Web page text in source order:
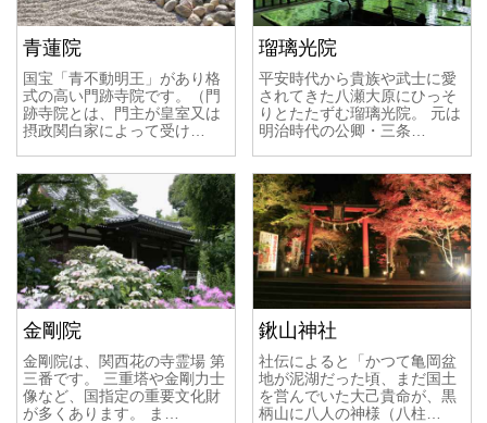
青蓮院
国宝「青不動明王」があり格
式の高い門跡寺院です。（門
跡寺院とは、門主が皇室又は
摂政関白家によって受け…
瑠璃光院
平安時代から貴族や武士に愛
されてきた八瀬大原にひっそ
りとたたずむ瑠璃光院。 元は
明治時代の公卿・三条…
金剛院
金剛院は、関西花の寺霊場 第
三番です。 三重塔や金剛力士
像など、国指定の重要文化財
が多くあります。 ま…
鍬山神社
社伝によると「かつて亀岡盆
地が泥湖だった頃、まだ国土
を営んでいた大己貴命が、黒
柄山に八人の神様（八柱…